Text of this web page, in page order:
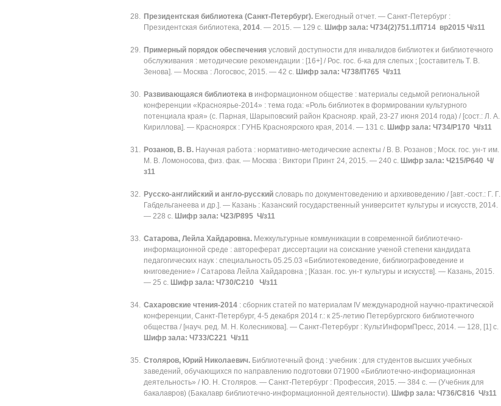
Президентская библиотека (Санкт-Петербург). Ежегодный отчет. — Санкт-Петербург :
Президентская библиотека, 2014. — 2015. — 129 с. Шифр зала: Ч734(2)751.1/П714 вр2015 Ч/з11
Примерный порядок обеспечения условий доступности для инвалидов библиотек и библиотечного
обслуживания : методические рекомендации : [16+] / Рос. гос. б-ка для слепых ; [составитель Т. В.
Зенова]. — Москва : Логосвос, 2015. — 42 с. Шифр зала: Ч738/П765 Ч/з11
Развивающаяся библиотека в информационном обществе : материалы седьмой региональной
конференции «Красноярье-2014» : тема года: «Роль библиотек в формировании культурного
потенциала края» (с. Парная, Шарыповский район Краснояр. край, 23-27 июня 2014 года) / [сост.: Л. А.
Кириллова]. — Красноярск : ГУНБ Красноярского края, 2014. — 131 с. Шифр зала: Ч734/Р170 Ч/з11
Розанов, В. В. Научная работа : нормативно-методические аспекты / В. В. Розанов ; Моск. гос. ун-т им.
М. В. Ломоносова, физ. фак. — Москва : Виктори Принт 24, 2015. — 240 с. Шифр зала: Ч215/Р640 Ч/
з11
Русско-английский и англо-русский словарь по документоведению и архивоведению / [авт.-сост.: Г. Г.
Габдельганеева и др.]. — Казань : Казанский государственный университет культуры и искусств, 2014.
— 228 с. Шифр зала: Ч23/Р895 Ч/з11
Сатарова, Лейла Хайдаровна. Межкультурные коммуникации в современной библиотечно-
информационной среде : автореферат диссертации на соискание ученой степени кандидата
педагогических наук : специальность 05.25.03 «Библиотековедение, библиографоведение и
книговедение» / Сатарова Лейла Хайдаровна ; [Казан. гос. ун-т культуры и искусств]. — Казань, 2015.
— 25 с. Шифр зала: Ч730/С210 Ч/з11
Сахаровские чтения-2014 : сборник статей по материалам IV международной научно-практической
конференции, Санкт-Петербург, 4-5 декабря 2014 г.: к 25-летию Петербургского библиотечного
общества / [науч. ред. М. Н. Колесникова]. — Санкт-Петербург : КультИнформПресс, 2014. — 128, [1] с.
Шифр зала: Ч733/С221 Ч/з11
Столяров, Юрий Николаевич. Библиотечный фонд : учебник : для студентов высших учебных
заведений, обучающихся по направлению подготовки 071900 «Библиотечно-информационная
деятельность» / Ю. Н. Столяров. — Санкт-Петербург : Профессия, 2015. — 384 с. — (Учебник для
бакалавров) (Бакалавр библиотечно-информационной деятельности). Шифр зала: Ч736/С816 Ч/з11